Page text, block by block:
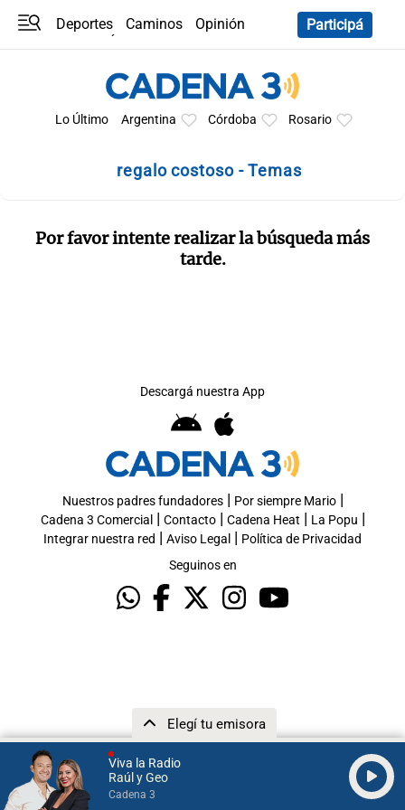
Viva la Radio
Raúl y Geo
Cadena 3
Elegí tu emisora
Deportes Caminos
Opinión
Participá
Lo Último Argentina Córdoba Rosario
regalo costoso - Temas
Por favor intente realizar la búsqueda más
tarde.
Descargá nuestra App
Nuestros padres fundadores| Por siempre Mario|
Cadena 3 Comercial | Contacto| Cadena Heat | La Popu |
Integrar nuestra red | Aviso Legal | Política de Privacidad
Seguinos en